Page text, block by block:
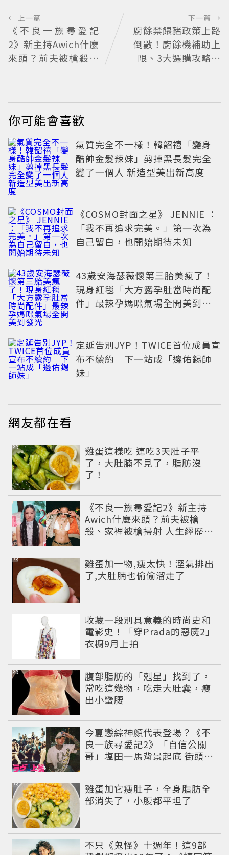
← 上一篇
《不良一族尋愛記
2》新主持Awich什麼
來頭？前夫被槍殺、
下一篇 →
廚餘禁餵豬政策上路
倒數！廚餘機補助上
限、3大選購攻略一
你可能會喜歡
氣質完全不一樣！韓韶禧「變身
酷帥金髮辣妹」剪掉黑長髮完全
變了一個人 新造型美出新高度
《COSMO封面之星》 JENNIE ：
「我不再追求完美。」第一次為
自己留白，也開始期待未知
43歲安海瑟薇懷第三胎美瘋了！
現身紅毯「大方露孕肚當時尚配
件」最辣孕媽咪氣場全開美到發
定延告別JYP！TWICE首位成員宣
布不續約 下一站成「邊佑錫師
妹」
網友都在看
雞蛋這樣吃 連吃3天肚子平
了，大肚腩不見了，脂肪沒
了！
PR
《不良一族尋愛記2》新主持
Awich什麼來頭？前夫被槍
殺、家裡被槍掃射 人生經歷比
雞蛋加一物,瘦太快！溼氣排出
了,大肚腩也偷偷溜走了
PR
收藏一段別具意義的時尚史和
電影史！「穿Prada的惡魔2」
衣櫥9月上拍
腹部脂肪的「剋星」找到了，
常吃這幾物，吃走大肚囊，瘦
出小蠻腰
PR
今夏戀綜神顏代表登場？《不
良一族尋愛記2》「自信公關
哥」塩田一馬背景起底 街頭辣
雞蛋加它瘦肚子，全身脂肪全
部消失了，小腹都平坦了
PR
不只《鬼怪》十週年！這9部